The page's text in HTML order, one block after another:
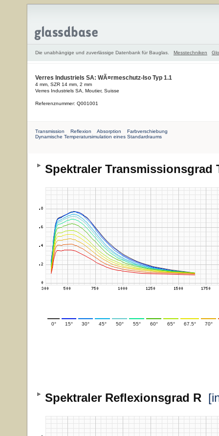
Die unabhängige und zuverlässige Datenbank für Bauglas. Messtechniken
Verres Industriels SA: WÃ¤rmeschutz-Iso Typ 1.1
4 mm, SZR 14 mm, 2 mm
Verres Industriels SA, Moutier, Suisse
Referenznummer: Q001001
Transmission Reflexion Absorption
Farbverschiebung
Dynamische Temperatursimulation eines Standardraums
Spektraler
0° 15° 30° 45° 50° 55° 60° 65° 67.5° 70°
Spektraler Reflexionsgrad R